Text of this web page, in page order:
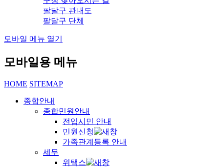
팔달구 관내도
팔달구 단체
모바일 메뉴 열기
모바일용 메뉴
HOME SITEMAP
종합안내
종합민원안내
전입시민 안내
민원신청
가족관계등록 안내
세무
위택스